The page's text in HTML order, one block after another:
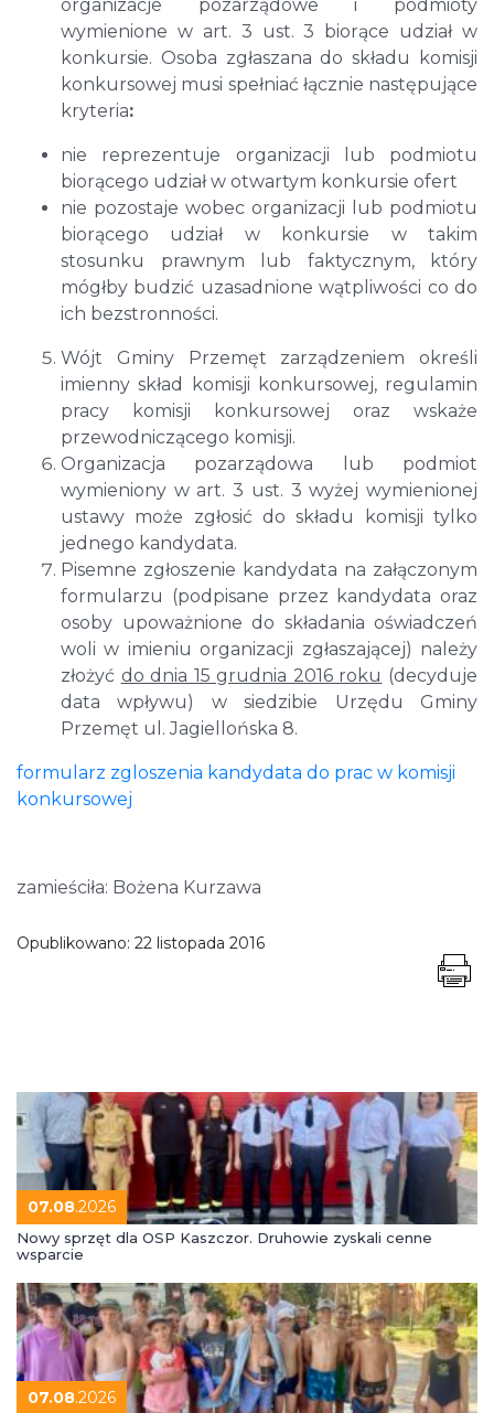
organizacje pozarządowe i podmioty
wymienione w art. 3 ust. 3 biorące udział w
konkursie. Osoba zgłaszana do składu komisji
konkursowej musi spełniać łącznie następujące
kryteria:
nie reprezentuje organizacji lub podmiotu
biorącego udział w otwartym konkursie ofert
nie pozostaje wobec organizacji lub podmiotu
biorącego udział w konkursie w takim
stosunku prawnym lub faktycznym, który
mógłby budzić uzasadnione wątpliwości co do
ich bezstronności.
Wójt Gminy Przemęt zarządzeniem określi
imienny skład komisji konkursowej, regulamin
pracy komisji konkursowej oraz wskaże
przewodniczącego komisji.
Organizacja pozarządowa lub podmiot
wymieniony w art. 3 ust. 3 wyżej wymienionej
ustawy może zgłosić do składu komisji tylko
jednego kandydata.
Pisemne zgłoszenie kandydata na załączonym
formularzu (podpisane przez kandydata oraz
osoby upoważnione do składania oświadczeń
woli w imieniu organizacji zgłaszającej) należy
złożyć do dnia 15 grudnia 2016 roku (decyduje
data wpływu) w siedzibie Urzędu Gminy
Przemęt ul. Jagiellońska 8.
formularz zgloszenia kandydata do prac w komisji
konkursowej
zamieściła: Bożena Kurzawa
Opublikowano: 22 listopada 2016
07.08.2026
Nowy sprzęt dla OSP Kaszczor. Druhowie zyskali cenne
wsparcie
07.08.2026